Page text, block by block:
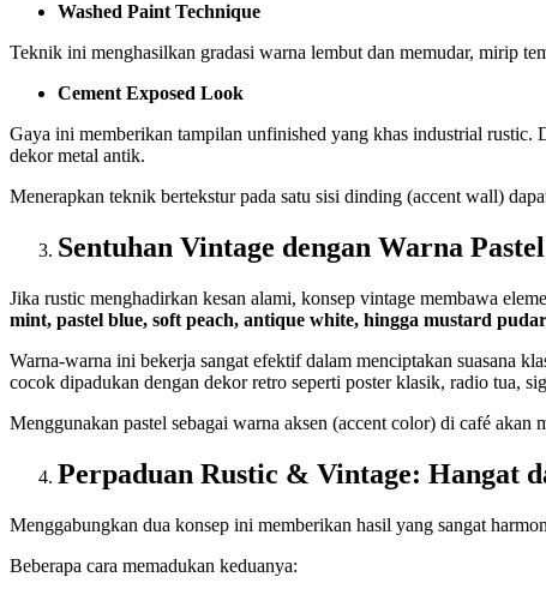
Washed Paint Technique
Teknik ini menghasilkan gradasi warna lembut dan memudar, mirip
Cement Exposed Look
Gaya ini memberikan tampilan unfinished yang khas industrial
dekor metal antik.
Menerapkan teknik bertekstur pada satu sisi dinding (accent wall)
Sentuhan Vintage dengan Warna
Jika rustic menghadirkan kesan alami, konsep vintage membawa
mint, pastel blue, soft peach, antique white, hingga mustard pudar
Warna-warna ini bekerja sangat efektif dalam menciptakan suasana
cocok dipadukan dengan dekor retro seperti poster klasik, radio tua,
Menggunakan pastel sebagai warna aksen (accent color) di café
Perpaduan Rustic & Vintage: Hangat
Menggabungkan dua konsep ini memberikan hasil yang sangat
Beberapa cara memadukan keduanya: